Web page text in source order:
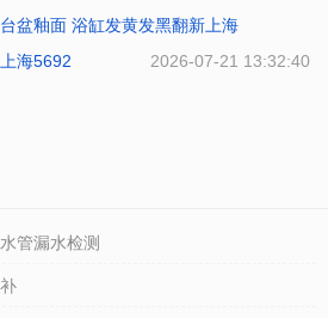
2026-07-23 07:10:56
盆釉面 浴缸发黄发黑翻新上海
2026-07-22 07:48:48
海5692 2026-07-21 13:32:40
管漏水检测